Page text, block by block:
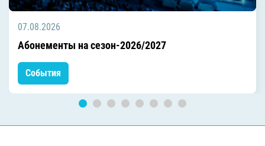
07.08.2026
Абонементы на сезон-2026/2027
События